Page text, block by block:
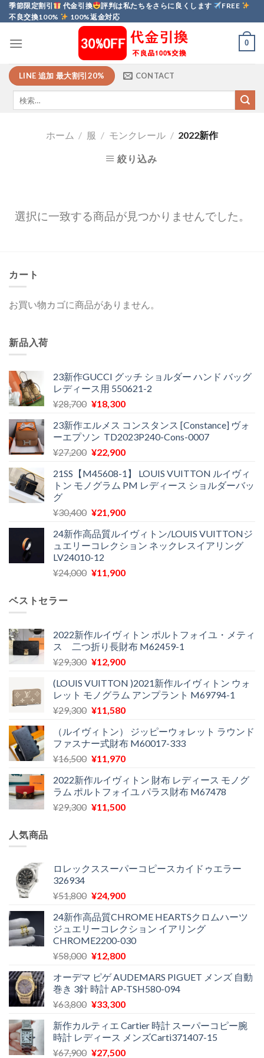
Skip
to
季節限定割引 代金引換 評判は私たちをさらに良くします
FREE
不良交換100%
100%返金対応
0
LINE 追加 最大割引20% CONTACT
ホーム / 服 / モンクレール / 2022新作
絞り込み
選択に一致する商品が見つかりませんでした。
カート
お買い物カゴに商品がありません。
新品入荷
23新作GUCCI グッチ ショルダー ハンド バッグ
レディース用 550621-2
¥28,700 元
価
格
は
で
し
¥18,300現
の
価
格
¥18,300
で
23新作エルメス コンスタンス [Constance] ヴォ
ーエプソン TD2023P240-Cons-0007
¥27,200 元
価
格
¥27,200
し
た。
¥22,900現
の
価
は
で
す。
21SS【M45608-1】 LOUIS VUITTON ルイヴィ
トン モノグラム PM レディース ショルダーバッ
グ
¥30,400 元
価
格
は
¥30,400
¥21,900現
の
価
は
24新作高品質ルイヴィトン/LOUIS VUITTONジ
ュエリーコレクション ネックレスイアリング
LV24010-12
¥24,000 元
¥24,000
で
し
¥11,900現
は
¥11,900
で
ベストセラー
2022新作ルイヴィトン ポルトフォイユ・メティ
ス 二つ折り長財布 M62459-1
¥29,300 元
価
格
は
で
し
た。
¥12,900現
の
価
格
¥12,900
で
す。
(LOUIS VUITTON )2021新作ルイヴィトン ウォ
レット モノグラム アンプラント M69794-1
¥29,300 元
価
格
は
で
し
た。
¥11,580現
の
価
格
¥11,580
で
す。
（ルイヴィトン） ジッピーウォレット ラウンド
ファスナー式財布 M60017-333
¥16,500 元
価
格
は
¥11,970現
の
価
格
2022新作ルイヴィトン 財布 レディース モノグ
ラム ポルトフォイユ パラス財布 M67478
¥29,300 元
¥29,300
し
¥11,500現
は
で
人気商品
ロレックススーパーコピースカイドゥエラー
326934
¥51,800 元
価
格
は
¥51,800
し
た。
¥24,900現
の
価
格
は
で
す。
24新作高品質CHROME HEARTSクロムハーツ
ジュエリーコレクション イアリング
CHROME2200-030
¥58,000 元
価
格
は
で
し
た。
¥12,800現
の
価
格
¥12,800
で
す。
オーデマ ピゲ AUDEMARS PIGUET メンズ 自動
巻き 3針 時計 AP-TSH580-094
¥63,800 元
価
格
は
¥33,300現
の
価
格
新作カルティエ Cartier 時計 スーパーコピー腕
時計 レディース メンズCarti371407-15
¥67,900 元
¥27,500現